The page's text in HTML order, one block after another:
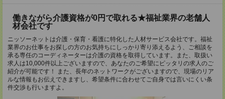
働きながら介護資格が0円で取れる★福祉業界の老舗人
材会社です
ニッソーネットは介護・保育・看護に特化した人材サービス会社です。福祉
業界のお仕事をお探しの方のお気持ちにしっかり寄り添えるよう、ご相談を
承る専任のコーディネーターは介護の資格を取得しています。また、取扱い
求人は10,000件以上ございますので、あなたのご希望にピッタリの求人のご
紹介が可能です！ また、長年のネットワークがございますので、現場のリア
ルな情報もお伝えできますし、希望条件に合わせてご自身では言いにくい条
件交渉も行いますよ。